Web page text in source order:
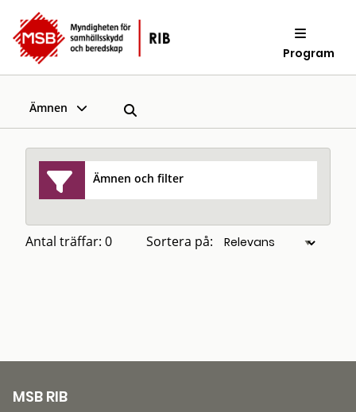
Program
Ämnen
Ämnen och filter
Antal träffar: 0 Sortera på:
MSB RIB